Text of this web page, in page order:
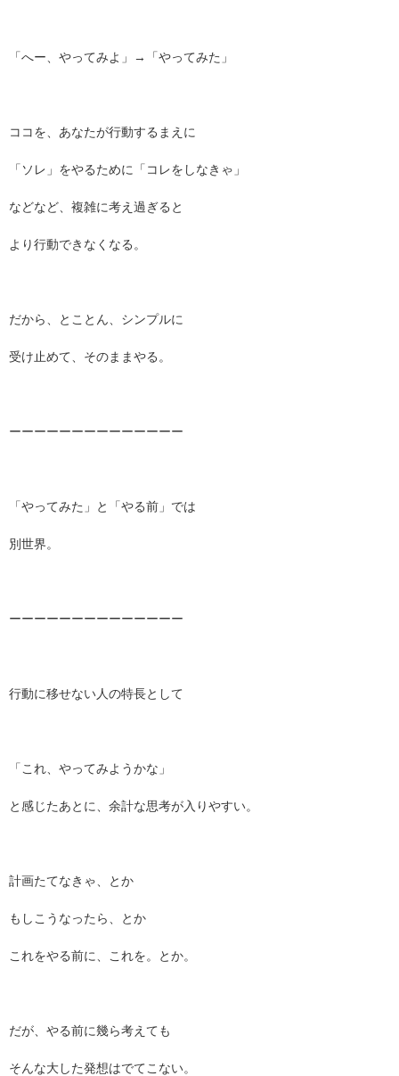
「へー、やってみよ」→「やってみた」
ココを、あなたが行動するまえに
「ソレ」をやるために「コレをしなきゃ」
などなど、複雑に考え過ぎると
より行動できなくなる。
だから、とことん、シンプルに
受け止めて、そのままやる。
ーーーーーーーーーーーーーー
「やってみた」と「やる前」では
別世界。
ーーーーーーーーーーーーーー
行動に移せない人の特長として
「これ、やってみようかな」
と感じたあとに、余計な思考が入りやすい。
計画たてなきゃ、とか
もしこうなったら、とか
これをやる前に、これを。とか。
だが、やる前に幾ら考えても
そんな大した発想はでてこない。